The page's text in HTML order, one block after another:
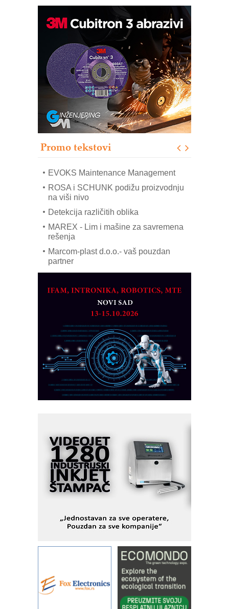
Promo tekstovi
Trajna oznaka kao dugoročna korist
Bezbednost na prvom mestu!
IB BLUMENAUER - više od 40 godina
poverenja u industriji
RMQ-TITAN ADVANCED INDICATOR
– Pametna signalizacija za efikasnije
upravljanje mašinama
Sigurnije ispitivanje transformatora u
solarnim elektranama i vetroparkovima
EVOKS Maintenance Management
ROSA i SCHUNK podižu proizvodnju
na viši nivo
Detekcija različitih oblika
MAREX - Lim i mašine za savremena
rešenja
Marcom-plast d.o.o.- vaš pouzdan
partner
obradu!
Razvoj asortimanskog pravca MINI-
PLC AKYTEC
AUKOM: Svetski standard metrologije
dostupan u Srbiji
MOTOMAN – NEXT-Robotika vođena
veštačkom inteligencijom
I.SAFE MOBILE revolucioniše
industrijsku automatizaciju
pionirskimmobile operator PANEL-OM
KIP KOP – napredna rešenja za
savremene industrijske i logističke
objekte
Alba d.o.o. – 35 godina preciznosti u
metrologiji i pametnim dozirnim
rešenjima
STAUFF – Komponente koje
sistema
YAMADA pumpe – japanska
pouzdanost u transferu fluida
Filtration Group Industrial – Napredna
rešenja za filtraciju u hidrauličkim i
procesnim sistemima